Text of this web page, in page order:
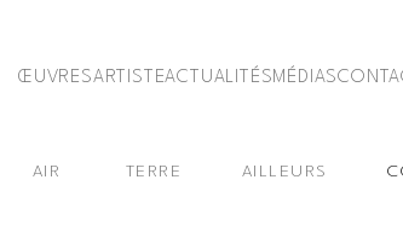
ŒUVRESARTISTEACTUALITÉSMÉDIAS
AIR TERRE AILLEURS